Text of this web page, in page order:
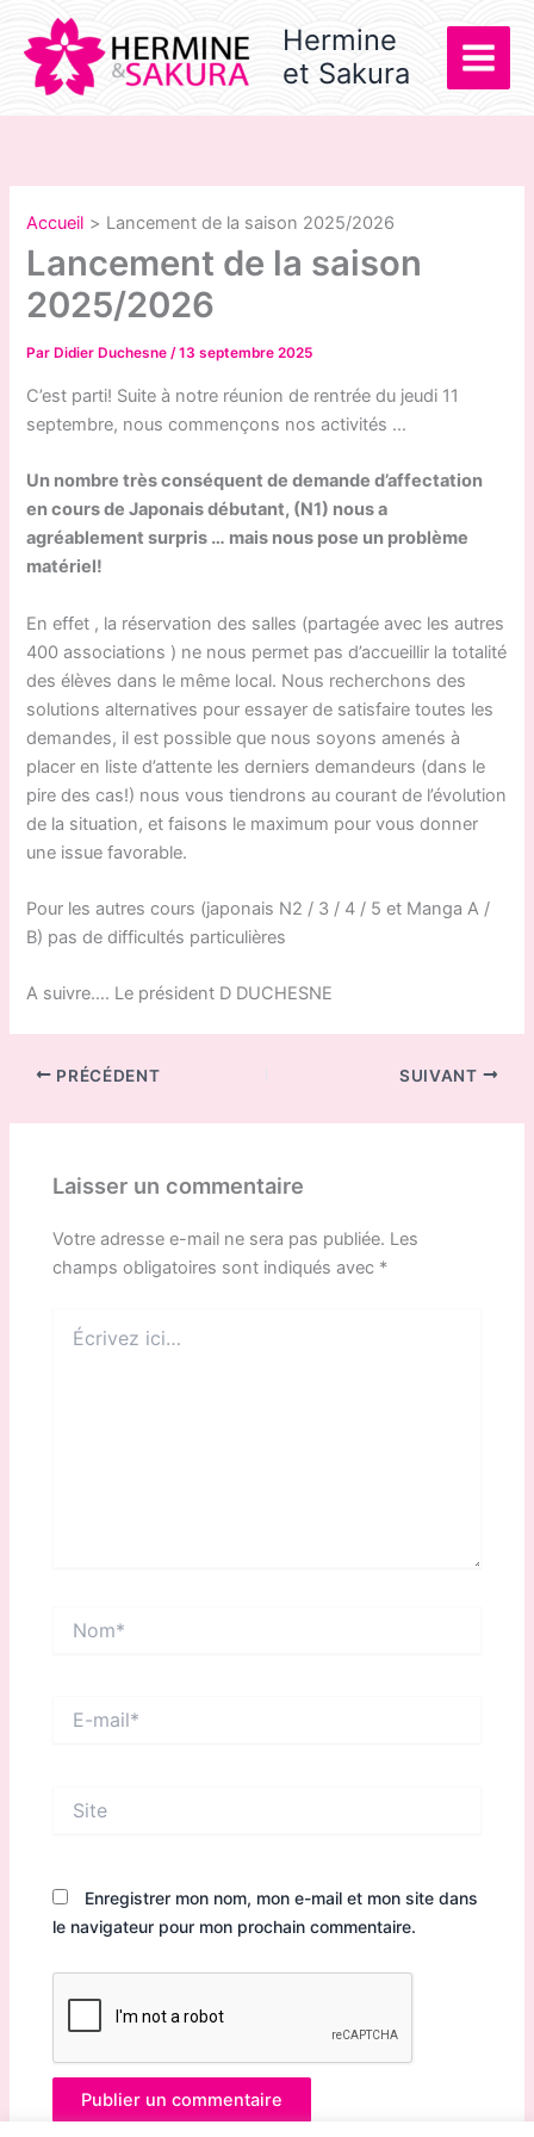
contenu
Hermine
et Sakura
Accueil Lancement de la saison 2025/2026
Lancement de la saison
2025/2026
Par Didier Duchesne/13 septembre 2025
C’est parti! Suite à notre réunion de rentrée du jeudi 11
septembre, nous commençons nos activités …
Un nombre très conséquent de demande d’affectation
en cours de Japonais débutant, (N1) nous a
agréablement surpris … mais nous pose un problème
matériel!
En effet , la réservation des salles (partagée avec les autres
400 associations ) ne nous permet pas d’accueillir la totalité
des élèves dans le même local. Nous recherchons des
solutions alternatives pour essayer de satisfaire toutes les
demandes, il est possible que nous soyons amenés à
placer en liste d’attente les derniers demandeurs (dans le
pire des cas!) nous vous tiendrons au courant de l’évolution
de la situation, et faisons le maximum pour vous donner
une issue favorable.
Pour les autres cours (japonais N2 / 3 / 4 / 5 et Manga A /
B) pas de difficultés particulières
A suivre…. Le président D DUCHESNE
PRÉCÉDENT SUIVANT
Laisser un commentaire
Votre adresse e-mail ne sera pas publiée. Les
champs obligatoires sont indiqués avec *
ici…
mail*
Enregistrer mon nom, mon e-mail et mon site dans
le navigateur pour mon prochain commentaire.